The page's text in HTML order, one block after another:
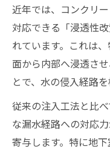
近年では、コンクリ
対応できる「浸透性
れています。これは
面から内部へ浸透さ
とで、水の侵入経路
従来の注入工法と比
な漏水経路への対応
寄与します。特に地